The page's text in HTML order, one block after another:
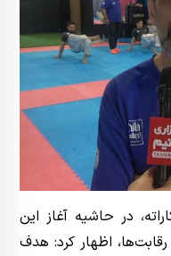
در حاشیه آغاز این
رقابت‌ها، اظهار کرد: هدف